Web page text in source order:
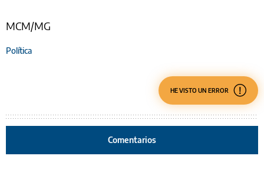
MCM/MG
Política
HE VISTO UN ERROR
Comentarios